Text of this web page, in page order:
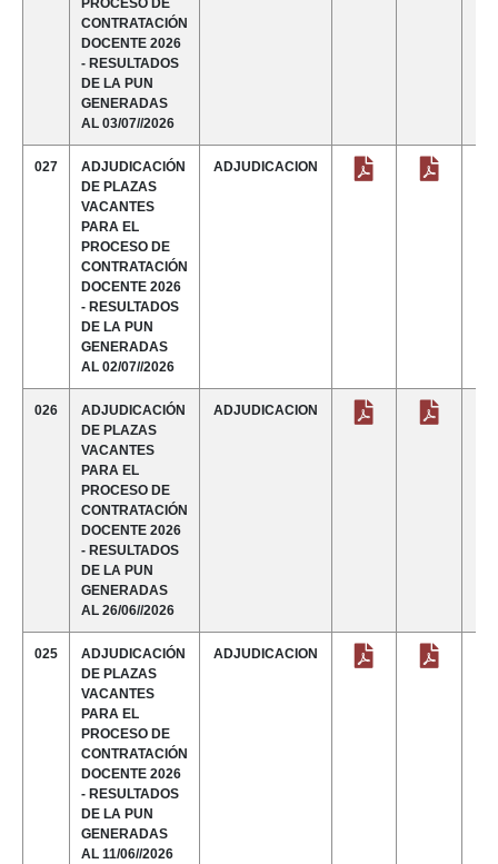
PROCESO DE
CONTRATACIÓN
DOCENTE 2026
- RESULTADOS
DE LA PUN
GENERADAS
AL 03/07//2026
027
ADJUDICACIÓN
DE PLAZAS
VACANTES
PARA EL
PROCESO DE
CONTRATACIÓN
DOCENTE 2026
- RESULTADOS
DE LA PUN
GENERADAS
AL 02/07//2026
ADJUDICACION
026
ADJUDICACIÓN
DE PLAZAS
VACANTES
PARA EL
PROCESO DE
CONTRATACIÓN
DOCENTE 2026
- RESULTADOS
DE LA PUN
GENERADAS
AL 26/06//2026
ADJUDICACION
025
ADJUDICACIÓN
DE PLAZAS
VACANTES
PARA EL
PROCESO DE
CONTRATACIÓN
DOCENTE 2026
- RESULTADOS
DE LA PUN
GENERADAS
AL 11/06//2026
ADJUDICACION